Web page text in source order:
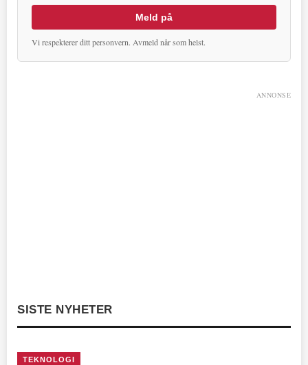
Meld på
Vi respekterer ditt personvern. Avmeld når som helst.
ANNONSE
SISTE NYHETER
TEKNOLOGI